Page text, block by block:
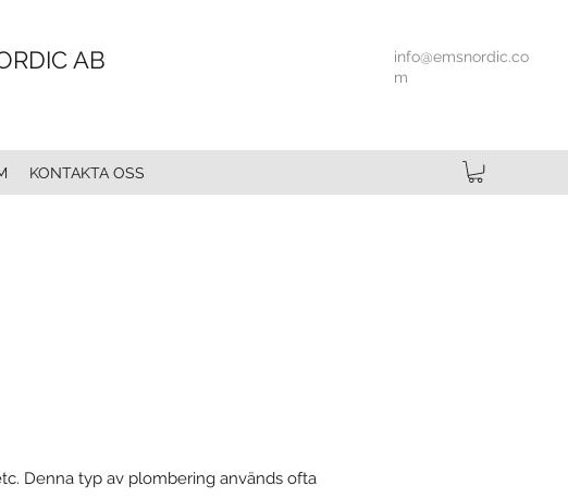
AB
info@emsnordic.co
m
KONTAKTA OSS
Denna typ av plombering används ofta